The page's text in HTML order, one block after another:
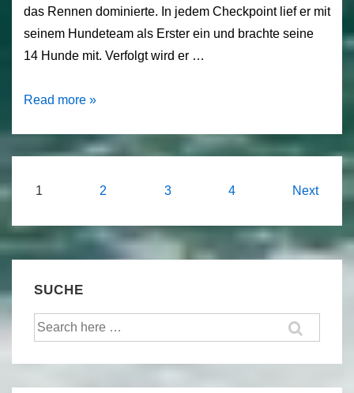
das Rennen dominierte. In jedem Checkpoint lief er mit
seinem Hundeteam als Erster ein und brachte seine
14 Hunde mit. Verfolgt wird er …
Yuko
Halbzeit
Dawson
City
Read more »
Seitennummerierung
Beiträge
1 2 3 4 Next
SUCHE
Suche